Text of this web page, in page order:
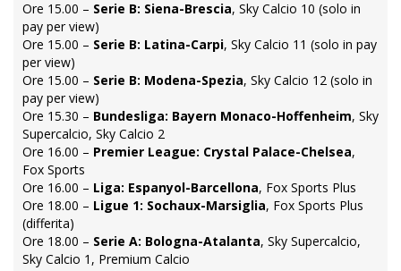
Ore 15.00 – Serie B: Siena-Brescia, Sky Calcio 10 (solo in
pay per view)
Ore 15.00 – Serie B: Latina-Carpi, Sky Calcio 11 (solo in pay
per view)
Ore 15.00 – Serie B: Modena-Spezia, Sky Calcio 12 (solo in
pay per view)
Ore 15.30 – Bundesliga: Bayern Monaco-Hoffenheim, Sky
Supercalcio, Sky Calcio 2
Ore 16.00 – Premier League: Crystal Palace-Chelsea,
Fox Sports
Ore 16.00 – Liga: Espanyol-Barcellona, Fox Sports Plus
Ore 18.00 – Ligue 1: Sochaux-Marsiglia, Fox Sports Plus
(differita)
Ore 18.00 – Serie A: Bologna-Atalanta, Sky Supercalcio,
Sky Calcio 1, Premium Calcio